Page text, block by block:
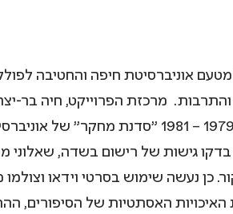
אוניברסיטת חיפה והחטיבה
מרכזת הפרוייקט, חיה
גישות של רישום בשדה, שאלוני
כן נעשה שימוש בסרטי וידאו
האסתטיות של הסיפורים,